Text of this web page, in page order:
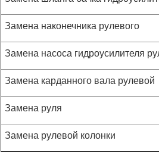
Замена наконечника рулевого
Замена насоса гидроусилителя
Замена карданного вала рулевой
Замена руля
Замена рулевой колонки